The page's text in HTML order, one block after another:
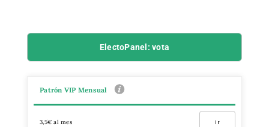
ElectoPanel: vota
Patrón VIP Mensual
3,5€ al mes Ir